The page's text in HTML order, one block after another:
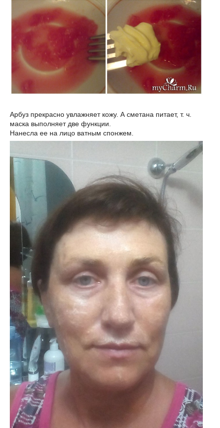
Арбуз прекрасно увлажняет кожу. А сметана питает, т. ч.
маска выполняет две функции.
Нанесла ее на лицо ватным спонжем.